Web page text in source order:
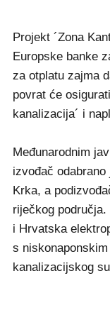
Projekt ´Zona
Europske banke
za otplatu zajma
povrat će
kanalizacija´ i
Međunarodnim
izvođač odabrano
Krka, a
riječkog
i Hrvatska
s
kanalizacijskog